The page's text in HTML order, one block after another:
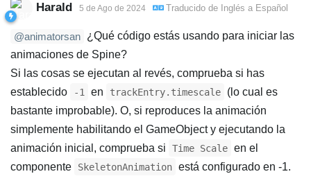
Harald 5 de Ago de 2024 Traducido de Inglés a Español
@animatorsan ¿Qué código estás usando para iniciar las
animaciones de Spine?
Si las cosas se ejecutan al revés, comprueba si has
establecido
-1 en trackEntry.timescale
(lo cual es
bastante improbable). O, si reproduces la animación
simplemente habilitando el GameObject y ejecutando la
animación inicial, comprueba si
Time Scale en el
componente
SkeletonAnimation está configurado en -1.